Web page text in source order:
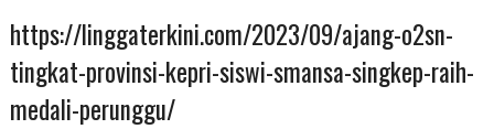
https://linggaterkini.com/2023/09/ajang-o2sn-
tingkat-provinsi-kepri-siswi-smansa-singkep-raih-
medali-perunggu/